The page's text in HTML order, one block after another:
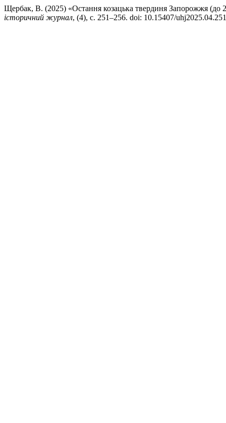
Щербак, В. (2025) «Остання козацька твердиня Запорожжя (до
історичний журнал, (4), с. 251–256. doi: 10.15407/